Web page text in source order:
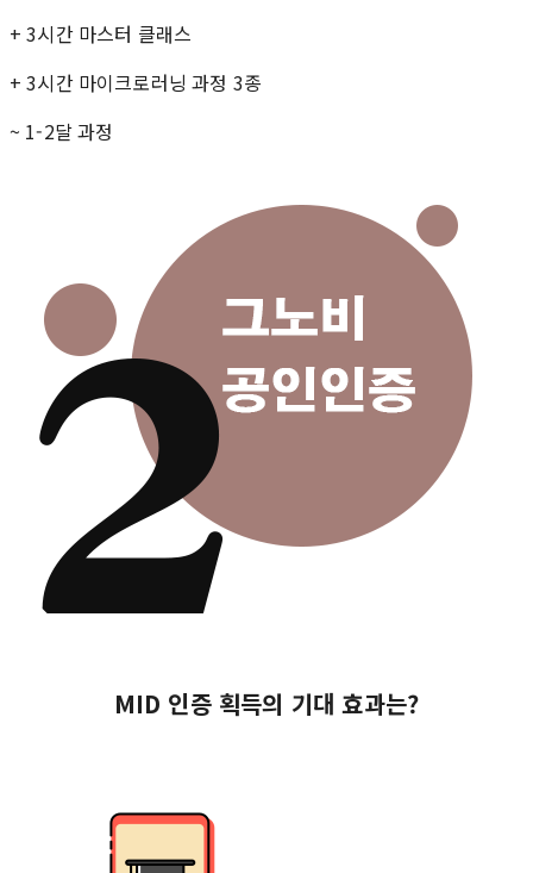
+ 3시간 마스터 클래스
+ 3시간 마이크로러닝 과정 3종
~ 1-2달 과정
MID 인증 획득의 기대 효과는?